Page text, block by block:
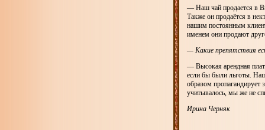
— Наш чай продается в
Также он продаётся в
нашим постоянным
именем они продают
— Какие препятствия
— Высокая арендная
если бы были льготы.
образом
учитывалось, мы же не
Ирина Черняк